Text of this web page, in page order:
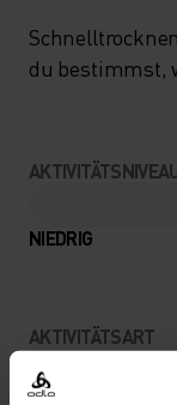
du bestimmst,
NIEDRIG
AKTIVITÄTSART
ALLES
Trail Running -